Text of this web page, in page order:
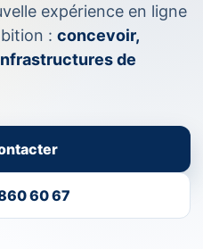
expérience en ligne
: concevoir,
de
60 67